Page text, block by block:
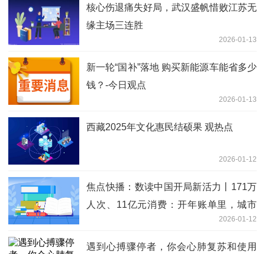
核心伤退痛失好局，武汉盛帆惜败江苏无
缘主场三连胜
2026-01-13
新一轮“国补”落地 购买新能源车能省多少
钱？-今日观点
2026-01-13
西藏2025年文化惠民结硕果 观热点
2026-01-12
焦点快播：数读中国开局新活力丨171万
人次、11亿元消费：开年账单里，城市
2026-01-12
遇到心搏骤停者，你会心肺复苏和使用